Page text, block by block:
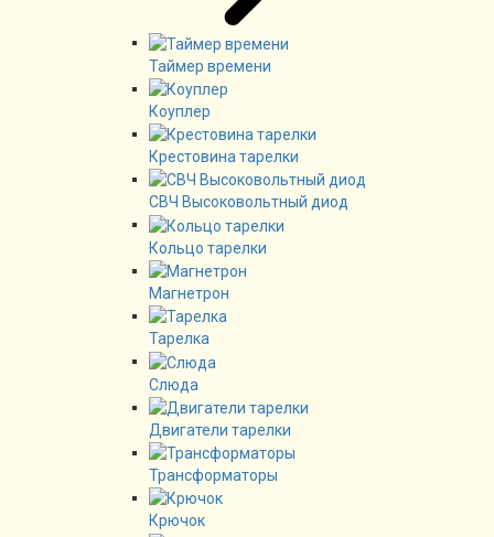
Таймер времени
Коуплер
Крестовина тарелки
СВЧ Высоковольтный диод
Кольцо тарелки
Магнетрон
Тарелка
Слюда
Двигатели тарелки
Трансформаторы
Крючок